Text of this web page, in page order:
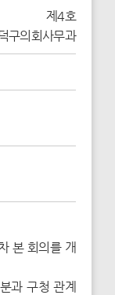
제4호
구의회사무과
본 회의를 개
과 구청 관계